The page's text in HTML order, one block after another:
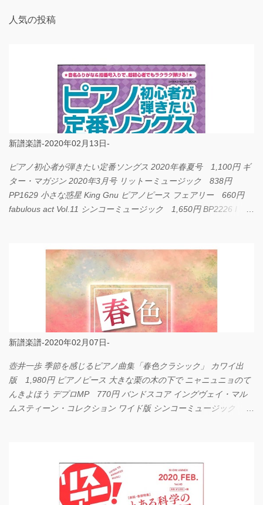
人気の投稿
新譜楽譜-2020年02月13日-
ピアノ初心者が弾きたい定番ソングス 2020年春夏号 1,100円 ギ
ター・マガジン 2020年3月号 リットーミュージック 838円
PP1629 小さな惑星 King Gnu ピアノピース フェアリー 660円
fabulous act Vol.11 シンコーミュージック 1,650円 BP2226 I
新譜楽譜-2020年02月07日-
壺井一歩 季節を感じるピアノ曲集「春色クラシック」 カワイ出
版 1,980円 ピアノピース 大きな栗の木の下で ニャニュニョのて
んきよほう デプロMP 770円 バンドスコア イングヴェイ・マル
ムスティーン・コレクション ワイド版 シンコーミュージック